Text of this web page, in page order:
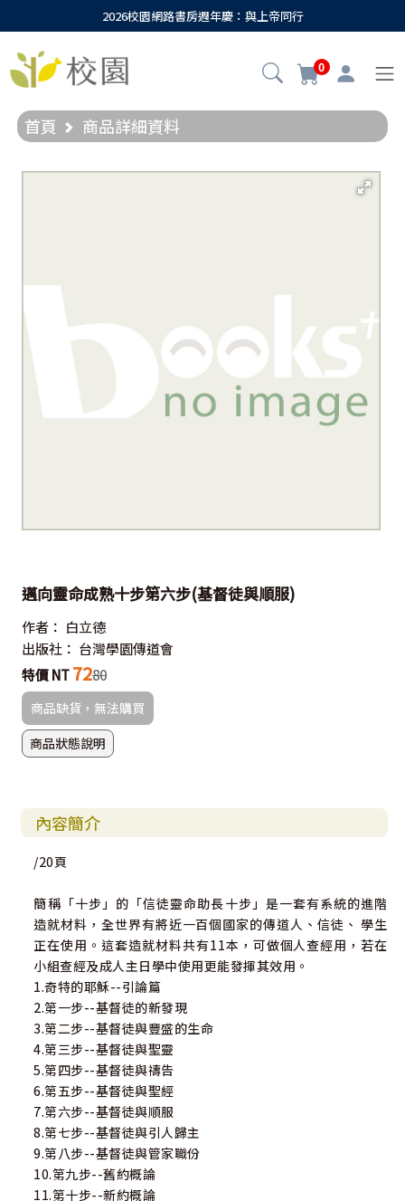
2026校園網路書房週年慶：與上帝同行
0
首頁 商品詳細資料
邁向靈命成熟十步第六步(基督徒與順服)
作者： 白立德
出版社： 台灣學園傳道會
特價 NT 7280
商品缺貨，無法購買
商品狀態說明
內容簡介
/20頁
簡稱「十步」的「信徒靈命助長十步」是一套有系統的進階
造就材料，全世界有將近一百個國家的傳道人、信徒、 學生
正在使用。這套造就材料共有11本，可做個人查經用，若在
小組查經及成人主日學中使用更能發揮其效用。
1.奇特的耶穌--引論篇
2.第一步--基督徒的新發現
3.第二步--基督徒與豐盛的生命
4.第三步--基督徒與聖靈
5.第四步--基督徒與禱告
6.第五步--基督徒與聖經
7.第六步--基督徒與順服
8.第七步--基督徒與引人歸主
9.第八步--基督徒與管家職份
10.第九步--舊約概論
11.第十步--新約概論